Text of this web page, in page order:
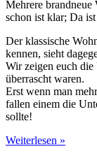
Mehrere brandneue
schon ist klar; Da
Der klassische
kennen, sieht
Wir zeigen euch
überrascht waren.
Erst wenn man
fallen einem die
sollte!
Weiterlesen »